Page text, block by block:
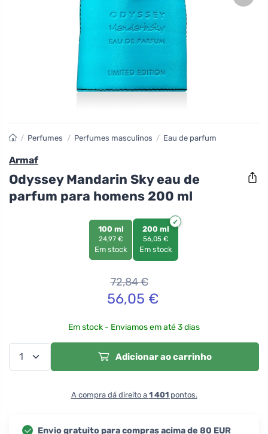
/ Perfumes / Perfumes masculinos / Eau de parfum
Armaf
Odyssey Mandarin Sky eau de
parfum para homens 200 ml
100 ml
24,97 €
Em stock
200 ml
56,05 €
Em stock
72,84€
56,05 €
Em stock - Enviamos em até 3 dias
Adicionar ao carrinho
A compra dá direito a 1 401pontos.
Envio gratuito para compras acima de 80 EUR